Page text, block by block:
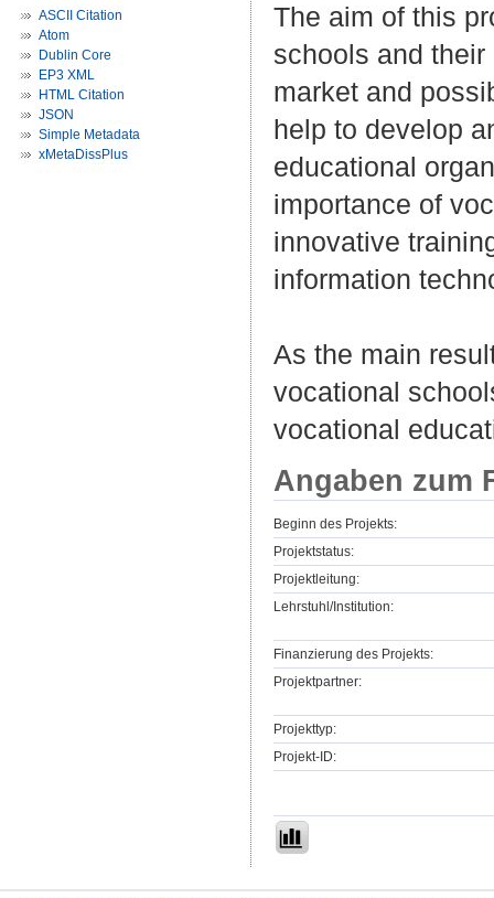
ASCII Citation
Atom
Dublin Core
EP3 XML
HTML Citation
JSON
Simple Metadata
xMetaDissPlus
The aim of this
schools and
market and
help to develop
educational
importance of
innovative
information
As the main
vocational
vocational
Angaben zum
Beginn des Projekts:
Projektstatus:
Projektleitung:
Lehrstuhl/Institution:
Finanzierung des Projekts:
Projektpartner:
Projekttyp:
Projekt-ID: